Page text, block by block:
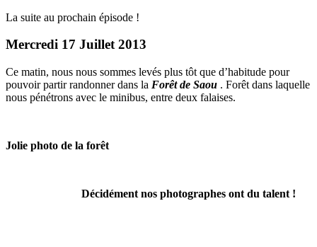
La suite au prochain épisode !
Mercredi 17 Juillet 2013
Ce matin, nous nous sommes levés plus tôt que d’habitude pour
pouvoir partir randonner dans la Forêt de Saou . Forêt dans laquelle
nous pénétrons avec le minibus, entre deux falaises.
Jolie photo de la forêt
Décidément nos photographes ont du talent !